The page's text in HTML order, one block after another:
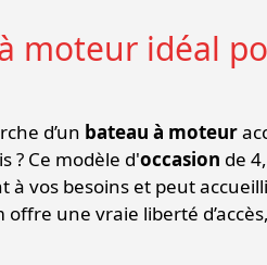
moteur idéal
d’un bateau à moteur
? Ce modèle d'occasion de
à vos besoins et peut
offre une vraie liberté